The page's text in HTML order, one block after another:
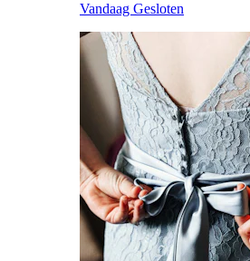
Vandaag Gesloten